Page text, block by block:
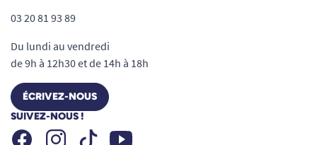
03 20 81 93 89
Du lundi au vendredi
de 9h à 12h30 et de 14h à 18h
ÉCRIVEZ-NOUS
SUIVEZ-NOUS !
FacebookInstagramTiktok Youtube